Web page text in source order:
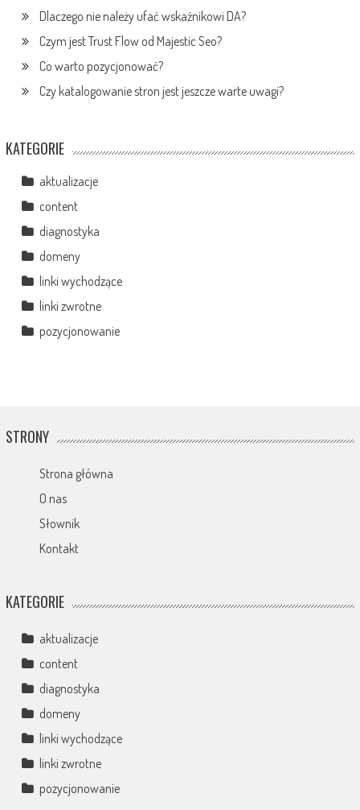
Dlaczego nie należy ufać wskaźnikowi DA?
Czym jest Trust Flow od Majestic Seo?
Co warto pozycjonować?
Czy katalogowanie stron jest jeszcze warte uwagi?
KATEGORIE
aktualizacje
content
diagnostyka
domeny
linki wychodzące
linki zwrotne
pozycjonowanie
STRONY
Strona główna
O nas
Słownik
Kontakt
KATEGORIE
aktualizacje
content
diagnostyka
domeny
linki wychodzące
linki zwrotne
pozycjonowanie